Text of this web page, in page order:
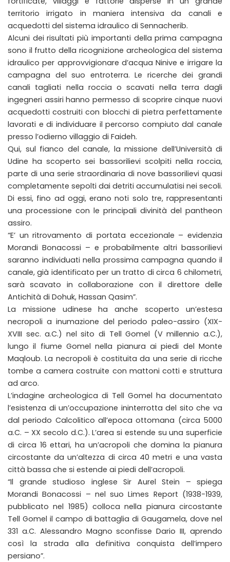
territorio irrigato in maniera intensiva da canali e
acquedotti del sistema idraulico di Sennacherib.
Alcuni dei risultati più importanti della prima campagna
sono il frutto della ricognizione archeologica del sistema
idraulico per approvvigionare d’acqua Ninive e irrigare la
campagna del suo entroterra. Le ricerche dei grandi
canali tagliati nella roccia o scavati nella terra dagli
ingegneri assiri hanno permesso di scoprire cinque nuovi
acquedotti costruiti con blocchi di pietra perfettamente
lavorati e di individuare il percorso compiuto dal canale
presso l’odierno villaggio di Faideh.
Qui, sul fianco del canale, la missione dell’Università di
Udine ha scoperto sei bassorilievi scolpiti nella roccia,
parte di una serie straordinaria di nove bassorilievi quasi
completamente sepolti dai detriti accumulatisi nei secoli.
Di essi, fino ad oggi, erano noti solo tre, rappresentanti
una processione con le principali divinità del pantheon
assiro.
“E’ un ritrovamento di portata eccezionale – evidenzia
Morandi Bonacossi – e probabilmente altri bassorilievi
saranno individuati nella prossima campagna quando il
canale, già identificato per un tratto di circa 6 chilometri,
sarà scavato in collaborazione con il direttore delle
Antichità di Dohuk, Hassan Qasim”.
La missione udinese ha anche scoperto un’estesa
necropoli a inumazione del periodo paleo-assiro (XIX-
XVIII sec. a.C.) nel sito di Tell Gomel (V millennio a.C.),
lungo il fiume Gomel nella pianura ai piedi del Monte
Maqloub. La necropoli è costituita da una serie di ricche
tombe a camera costruite con mattoni cotti e struttura
ad arco.
L’indagine archeologica di Tell Gomel ha documentato
l’esistenza di un’occupazione ininterrotta del sito che va
dal periodo Calcolitico all’epoca ottomana (circa 5000
a.C. – XX secolo d.C.). L’area si estende su una superficie
di circa 16 ettari, ha un’acropoli che domina la pianura
circostante da un’altezza di circa 40 metri e una vasta
città bassa che si estende ai piedi dell’acropoli.
“Il grande studioso inglese Sir Aurel Stein – spiega
Morandi Bonacossi – nel suo Limes Report (1938-1939,
pubblicato nel 1985) colloca nella pianura circostante
Tell Gomel il campo di battaglia di Gaugamela, dove nel
331 a.C. Alessandro Magno sconfisse Dario III, aprendo
così la strada alla definitiva conquista dell’impero
persiano”.